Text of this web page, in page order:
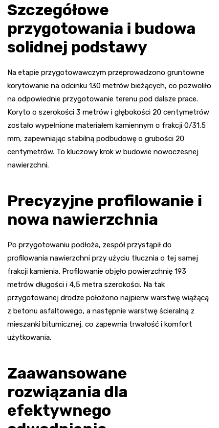
Szczegółowe
przygotowania i budowa
solidnej podstawy
Na etapie przygotowawczym przeprowadzono gruntowne
korytowanie na odcinku 130 metrów bieżących, co pozwoliło
na odpowiednie przygotowanie terenu pod dalsze prace.
Koryto o szerokości 3 metrów i głębokości 20 centymetrów
zostało wypełnione materiałem kamiennym o frakcji 0/31,5
mm, zapewniając stabilną podbudowę o grubości 20
centymetrów. To kluczowy krok w budowie nowoczesnej
nawierzchni.
Precyzyjne profilowanie i
nowa nawierzchnia
Po przygotowaniu podłoża, zespół przystąpił do
profilowania nawierzchni przy użyciu tłucznia o tej samej
frakcji kamienia. Profilowanie objęło powierzchnię 193
metrów długości i 4,5 metra szerokości. Na tak
przygotowanej drodze położono najpierw warstwę wiążącą
z betonu asfaltowego, a następnie warstwę ścieralną z
mieszanki bitumicznej, co zapewnia trwałość i komfort
użytkowania.
Zaawansowane
rozwiązania dla
efektywnego